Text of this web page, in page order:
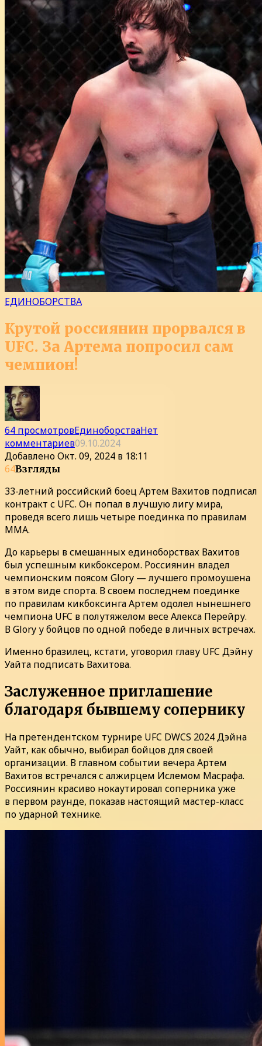
ЕДИНОБОРСТВА
Крутой россиянин прорвался в
UFC. За Артема попросил сам
чемпион!
64 просмотровЕдиноборстваНет
комментариев09.10.2024
ДобавленоОкт. 09, 2024 в 18:11
64Взгляды
33-летний российский боец Артем Вахитов подписал
контракт с UFC. Он попал в лучшую лигу мира,
проведя всего лишь четыре поединка по правилам
MMA.
До карьеры в смешанных единоборствах Вахитов
был успешным кикбоксером. Россиянин владел
чемпионским поясом Glory — лучшего промоушена
в этом виде спорта. В своем последнем поединке
по правилам кикбоксинга Артем одолел нынешнего
чемпиона UFC в полутяжелом весе Алекса Перейру.
В Glory у бойцов по одной победе в личных встречах.
Именно бразилец, кстати, уговорил главу UFC Дэйну
Уайта подписать Вахитова.
Заслуженное приглашение
благодаря бывшему сопернику
На претендентском турнире UFC DWCS 2024 Дэйна
Уайт, как обычно, выбирал бойцов для своей
организации. В главном событии вечера Артем
Вахитов встречался с алжирцем Ислемом Масрафа.
Россиянин красиво нокаутировал соперника уже
в первом раунде, показав настоящий мастер-класс
по ударной технике.